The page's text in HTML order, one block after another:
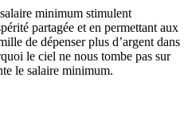
minimum stimulent
partagée et en permettant aux
de dépenser plus d’argent dans
le ciel ne nous tombe pas sur
le salaire minimum.